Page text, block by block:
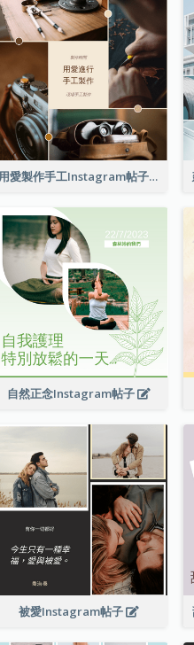
用愛製作手工Instagram帖子
自然正念Instagram帖子
被愛Instagram帖子